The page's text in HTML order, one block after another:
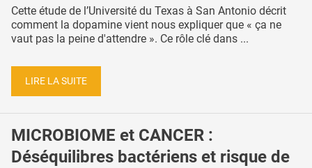
Cette étude de l’Université du Texas à San Antonio décrit
comment la dopamine vient nous expliquer que « ça ne
vaut pas la peine d'attendre ». Ce rôle clé dans ...
LIRE LA SUITE
MICROBIOME et CANCER :
Déséquilibres bactériens et risque de